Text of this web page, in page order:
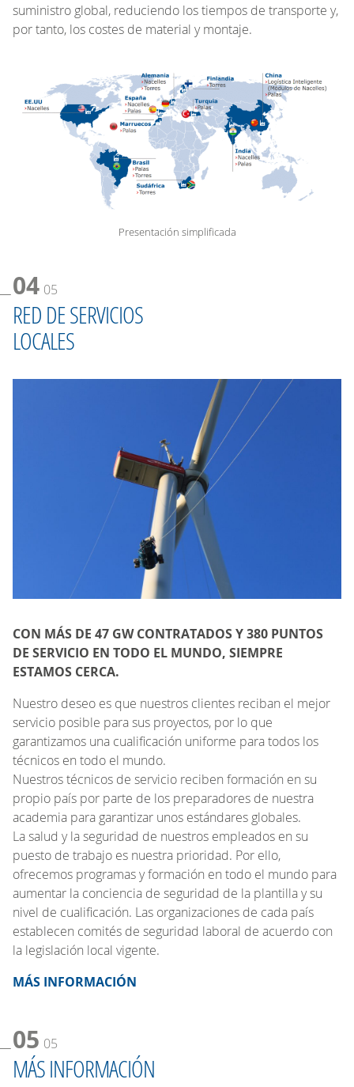
suministro global, reduciendo los tiempos de transporte y,
por tanto, los costes de material y montaje.
Presentación simplificada
04 05
RED DE SERVICIOS
LOCALES
CON MÁS DE 47 GW CONTRATADOS Y 380 PUNTOS
DE SERVICIO EN TODO EL MUNDO, SIEMPRE
ESTAMOS CERCA.
Nuestro deseo es que nuestros clientes reciban el mejor
servicio posible para sus proyectos, por lo que
garantizamos una cualificación uniforme para todos los
técnicos en todo el mundo.
Nuestros técnicos de servicio reciben formación en su
propio país por parte de los preparadores de nuestra
academia para garantizar unos estándares globales.
La salud y la seguridad de nuestros empleados en su
puesto de trabajo es nuestra prioridad. Por ello,
ofrecemos programas y formación en todo el mundo para
aumentar la conciencia de seguridad de la plantilla y su
nivel de cualificación. Las organizaciones de cada país
establecen comités de seguridad laboral de acuerdo con
la legislación local vigente.
MÁS INFORMACIÓN
05 05
MÁS INFORMACIÓN